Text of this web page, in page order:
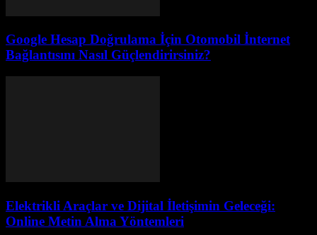
Google Hesap Doğrulama İçin Otomobil İnternet
Bağlantısını Nasıl Güçlendirirsiniz?
Elektrikli Araçlar ve Dijital İletişimin Geleceği:
Online Metin Alma Yöntemleri